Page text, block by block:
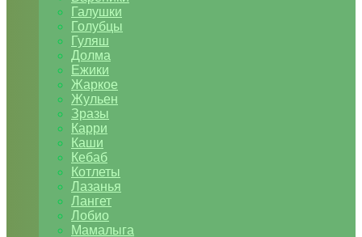
Галушки
Голубцы
Гуляш
Долма
Ежики
Жаркое
Жульен
Зразы
Карри
Каши
Кебаб
Котлеты
Лазанья
Лангет
Лобио
Мамалыга